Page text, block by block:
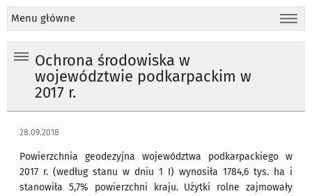
Menu główne
Ochrona środowiska w
województwie podkarpackim w
2017 r.
28.09.2018
Powierzchnia geodezyjna województwa podkarpackiego w
2017 r. (według stanu w dniu 1 I) wynosiła 1784,6 tys. ha i
stanowiła 5,7% powierzchni kraju. Użytki rolne zajmowały